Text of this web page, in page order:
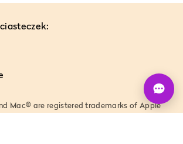
Mac® are registered trademarks of Apple
U